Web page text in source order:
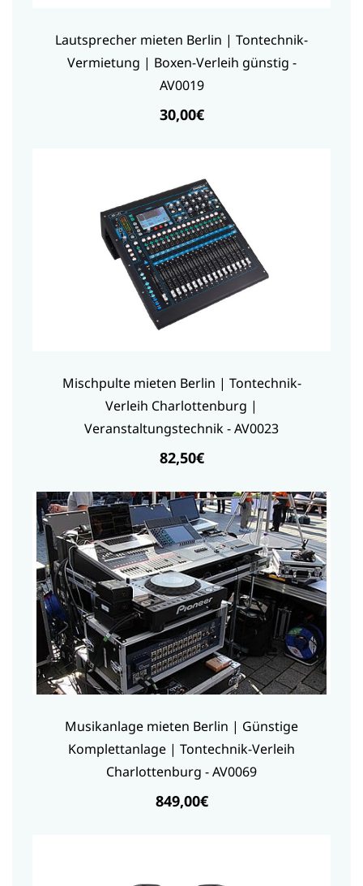
Lautsprecher mieten Berlin | Tontechnik-
Vermietung | Boxen-Verleih günstig -
AV0019
30,00€
Mischpulte mieten Berlin | Tontechnik-
Verleih Charlottenburg |
Veranstaltungstechnik - AV0023
82,50€
Musikanlage mieten Berlin | Günstige
Komplettanlage | Tontechnik-Verleih
Charlottenburg - AV0069
849,00€